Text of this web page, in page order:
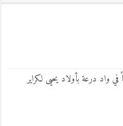
واد درعة بأولاد يحيى لكراير